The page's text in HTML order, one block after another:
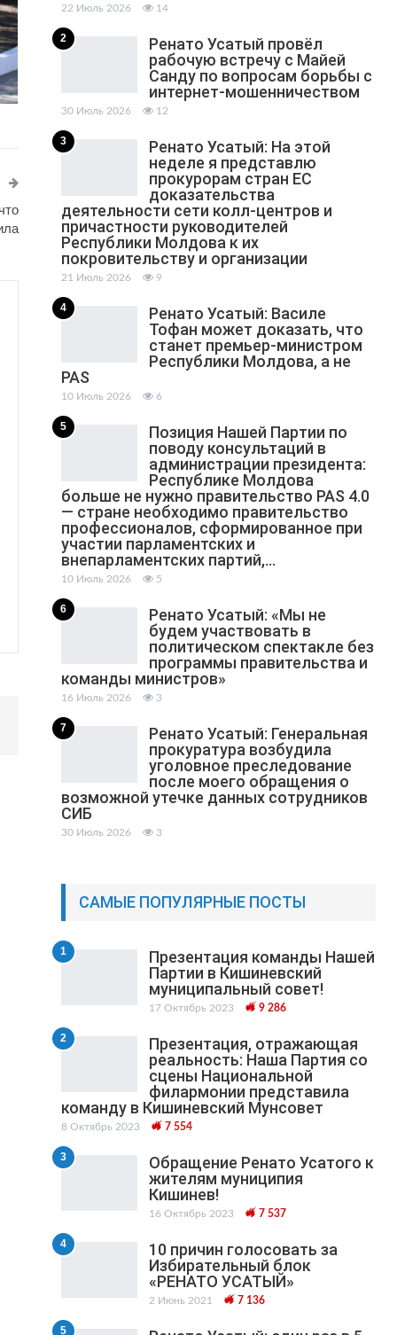
22 Июль 2026 14
2
Ренато Усатый провёл
рабочую встречу с Майей
Санду по вопросам борьбы с
интернет-мошенничеством
30 Июль 2026 12
3
Ренато Усатый: На этой
неделе я представлю
прокурорам стран ЕС
доказательства
деятельности сети колл-центров и
причастности руководителей
Республики Молдова к их
покровительству и организации
21 Июль 2026 9
4
Ренато Усатый: Василе
Тофан может доказать, что
станет премьер-министром
Республики Молдова, а не
PAS
10 Июль 2026 6
5
Позиция Нашей Партии по
поводу консультаций в
администрации президента:
Республике Молдова
больше не нужно правительство PAS 4.0
— стране необходимо правительство
профессионалов, сформированное при
участии парламентских и
внепарламентских партий,…
10 Июль 2026 5
6
Ренато Усатый: «Мы не
будем участвовать в
политическом спектакле без
программы правительства и
команды министров»
16 Июль 2026 3
7
Ренато Усатый: Генеральная
прокуратура возбудила
уголовное преследование
после моего обращения о
возможной утечке данных сотрудников
СИБ
30 Июль 2026 3
САМЫЕ ПОПУЛЯРНЫЕ ПОСТЫ
1
Презентация команды Нашей
Партии в Кишиневский
муниципальный cовет!
17 Октябрь 2023 9 286
2
Презентация, отражающая
реальность: Наша Партия со
сцены Национальной
филармонии представила
команду в Кишиневский Мунсовет
8 Октябрь 2023 7 554
3
Обращение Ренато Усатого к
жителям муниципия
Кишинев!
16 Октябрь 2023 7 537
4
10 причин голосовать за
Избирательный блок
«РЕНАТО УСАТЫЙ»
2 Июнь 2021 7 136
5